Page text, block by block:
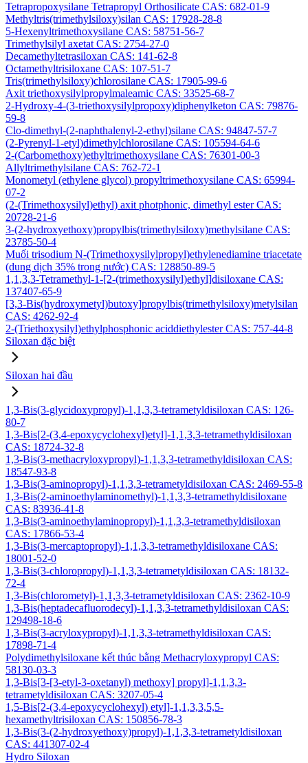
Tetrapropoxysilane Tetrapropyl Orthosilicate CAS: 682-01-9
Methyltris(trimethylsiloxy)silan CAS: 17928-28-8
5-Hexenyltrimethoxysilane CAS: 58751-56-7
Trimethylsilyl axetat CAS: 2754-27-0
Decamethyltetrasiloxan CAS: 141-62-8
Octamethyltrisiloxane CAS: 107-51-7
Tris(trimethylsiloxy)chlorosilane CAS: 17905-99-6
Axit triethoxysilylpropylmaleamic CAS: 33525-68-7
2-Hydroxy-4-(3-triethoxysilylpropoxy)diphenylketon CAS: 79876-
59-8
Clo-dimethyl-(2-naphthalenyl-2-ethyl)silane CAS: 94847-57-7
(2-Pyrenyl-1-etyl)dimethylchlorosilane CAS: 105594-64-6
2-(Carbomethoxy)ethyltrimethoxysilane CAS: 76301-00-3
Allyltrimethylsilane CAS: 762-72-1
Monometyl (ethylene glycol) propyltrimethoxysilane CAS: 65994-
07-2
(2-(Trimethoxysilyl)ethyl) axit photphonic, dimethyl ester CAS:
20728-21-6
3-(2-hydroxyethoxy)propylbis(trimethylsiloxy)methylsilane CAS:
23785-50-4
Muối trisodium N-(Trimethoxysilylpropyl)ethylenediamine triacetate
(dung dịch 35% trong nước) CAS: 128850-89-5
1,1,3,3-Tetramethyl-1-[2-(trimethoxysilyl)ethyl]disiloxane CAS:
137407-65-9
[3,3-Bis(hydroxymetyl)butoxy]propylbis(trimethylsiloxy)metylsilan
CAS: 4262-92-4
2-(Triethoxysilyl)ethylphosphonic aciddiethylester CAS: 757-44-8
Siloxan đặc biệt
Siloxan hai đầu
1,3-Bis(3-glycidoxypropyl)-1,1,3,3-tetrametyldisiloxan CAS: 126-
80-7
1,3-Bis[2-(3,4-epoxycyclohexyl)etyl]-1,1,3,3-tetramethyldisiloxan
CAS: 18724-32-8
1,3-Bis(3-methacryloxypropyl)-1,1,3,3-tetramethyldisiloxan CAS:
18547-93-8
1,3-Bis(3-aminopropyl)-1,1,3,3-tetrametyldisiloxan CAS: 2469-55-8
1,3-Bis(2-aminoethylaminomethyl)-1,1,3,3-tetramethyldisiloxane
CAS: 83936-41-8
1,3-Bis(3-aminoethylaminopropyl)-1,1,3,3-tetramethyldisiloxan
CAS: 17866-53-4
1,3-Bis(3-mercaptopropyl)-1,1,3,3-tetramethyldisiloxane CAS:
18001-52-0
1,3-Bis(3-chloropropyl)-1,1,3,3-tetrametyldisiloxan CAS: 18132-
72-4
1,3-Bis(chlorometyl)-1,1,3,3-tetrametyldisiloxan CAS: 2362-10-9
1,3-Bis(heptadecafluorodecyl)-1,1,3,3-tetramethyldisiloxan CAS:
129498-18-6
1,3-Bis(3-acryloxypropyl)-1,1,3,3-tetramethyldisiloxan CAS:
17898-71-4
Polydimethylsiloxane kết thúc bằng Methacryloxypropyl CAS:
58130-03-3
1,3-Bis[3-[3-etyl-3-oxetanyl) methoxy] propyl]-1,1,3,3-
tetrametyldisiloxan CAS: 3207-05-4
1,5-Bis[2-(3,4-epoxycyclohexyl) etyl]-1,1,3,3,5,5-
hexamethyltrisiloxan CAS: 150856-78-3
1,3-Bis(3-(2-hydroxyethoxy)propyl)-1,1,3,3-tetrametyldisiloxan
CAS: 441307-02-4
Hydro Siloxan